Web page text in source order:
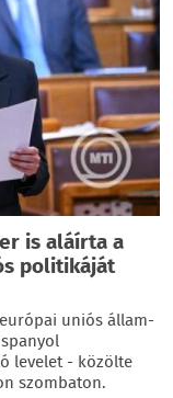
is aláírta a
politikáját
uniós állam-
levelet - közölte
szombaton.